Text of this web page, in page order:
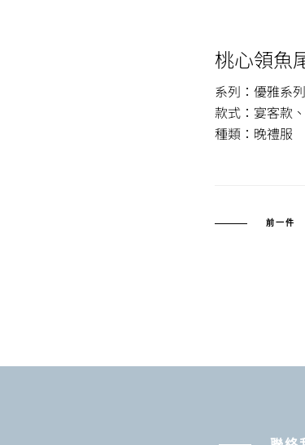
桃心領魚
系列：優雅系
款式：宴客款
種類：晚禮服
前一件